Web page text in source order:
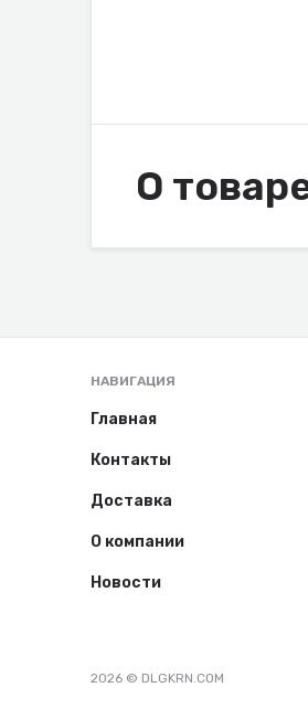
О
НАВИГАЦИЯ
Главная
Контакты
Доставка
О компании
Новости
2026 © DLGKRN.COM